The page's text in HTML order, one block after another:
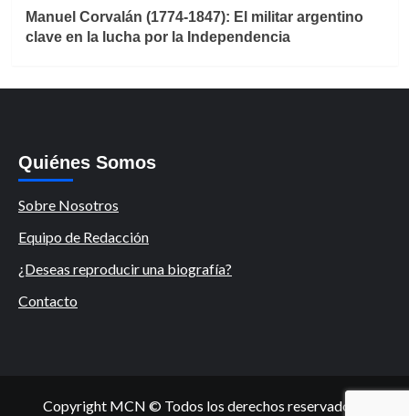
Manuel Corvalán (1774-1847): El militar argentino
clave en la lucha por la Independencia
Quiénes Somos
Sobre Nosotros
Equipo de Redacción
¿Deseas reproducir una biografía?
Contacto
Copyright MCN © Todos los derechos reservados.